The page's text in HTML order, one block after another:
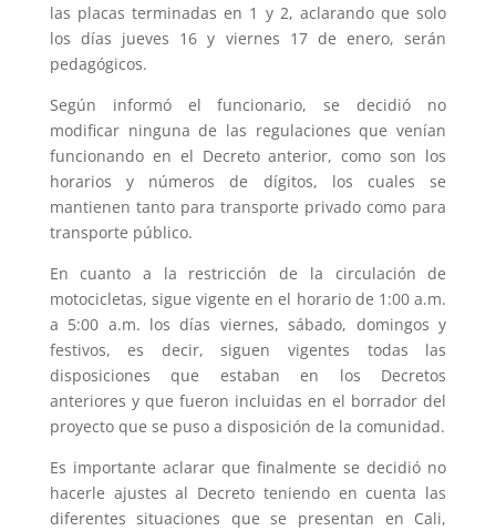
las placas terminadas en 1 y 2, aclarando que solo
los días jueves 16 y viernes 17 de enero, serán
pedagógicos.
Según informó el funcionario, se decidió no
modificar ninguna de las regulaciones que venían
funcionando en el Decreto anterior, como son los
horarios y números de dígitos, los cuales se
mantienen tanto para transporte privado como para
transporte público.
En cuanto a la restricción de la circulación de
motocicletas, sigue vigente en el horario de 1:00 a.m.
a 5:00 a.m. los días viernes, sábado, domingos y
festivos, es decir, siguen vigentes todas las
disposiciones que estaban en los Decretos
anteriores y que fueron incluidas en el borrador del
proyecto que se puso a disposición de la comunidad.
Es importante aclarar que finalmente se decidió no
hacerle ajustes al Decreto teniendo en cuenta las
diferentes situaciones que se presentan en Cali,